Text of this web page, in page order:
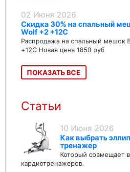
02 Июня 2026
Скидка 30% на спальный
Wolf +2 +12C
Распродажа на спальный мешок
+12C Новая цена 1850 руб
ПОКАЗАТЬ ВСЕ
Статьи
10 Июня 2026
Как выбрать
тренажер
Который совмещает
кардиотренажеров.